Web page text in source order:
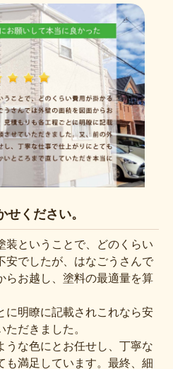
ください。
装ということで、どのくらい
安でしたが、はなごうさんで
らお越し、塗料の最適量を算
に明瞭に記載されこれなら安
だきました。
うな色にとお任せし、丁寧な
も満足しています。最終、細